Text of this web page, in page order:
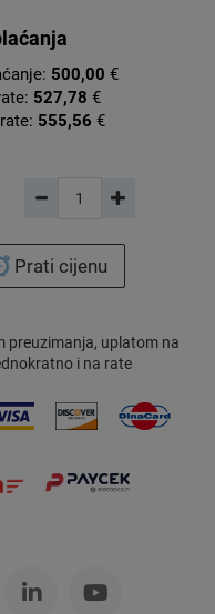
500,00 €
527,78 €
555,56 €
Prati cijenu
preuzimanja, uplatom na
i na rate